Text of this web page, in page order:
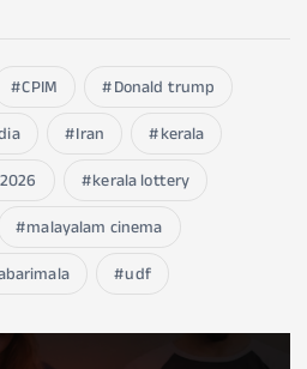
CPIM
Donald trump
Iran
kerala
kerala lottery
malayalam cinema
udf